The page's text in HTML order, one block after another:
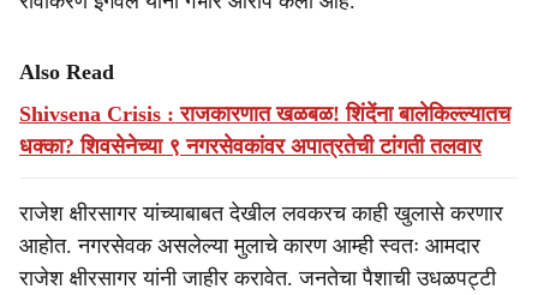
Also Read
Shivsena Crisis : राजकारणात खळबळ! शिंदेंना बालेकिल्ल्यातच
धक्का? शिवसेनेच्या ९ नगरसेवकांवर अपात्रतेची टांगती तलवार
राजेश क्षीरसागर यांच्याबाबत देखील लवकरच काही खुलासे करणार
आहोत. नगरसेवक असलेल्या मुलाचे कारण आम्ही स्वतः आमदार
राजेश क्षीरसागर यांनी जाहीर करावेत. जनतेचा पैशाची उधळपट्टी